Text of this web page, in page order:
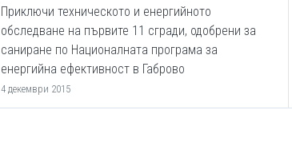
Приключи техническото и енергийното
обследване на първите 11 сгради, одобрени за
саниране по Националната програма за
енергийна ефективност в Габрово
4 декември 2015